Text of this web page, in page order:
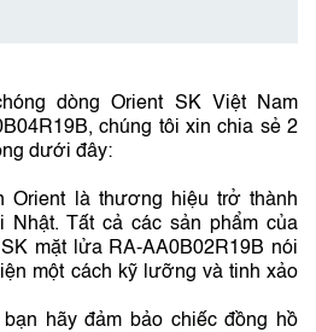
dòng Orient SK Việt Nam
chúng tôi xin chia sẻ 2
dưới đây:
Orient là thương hiệu trở thành
Tất cả các sản phẩm của
mặt lửa RA-AA0B02R19B nói
một cách kỹ lưỡng và tinh xảo
hãy đảm bảo chiếc đồng hồ